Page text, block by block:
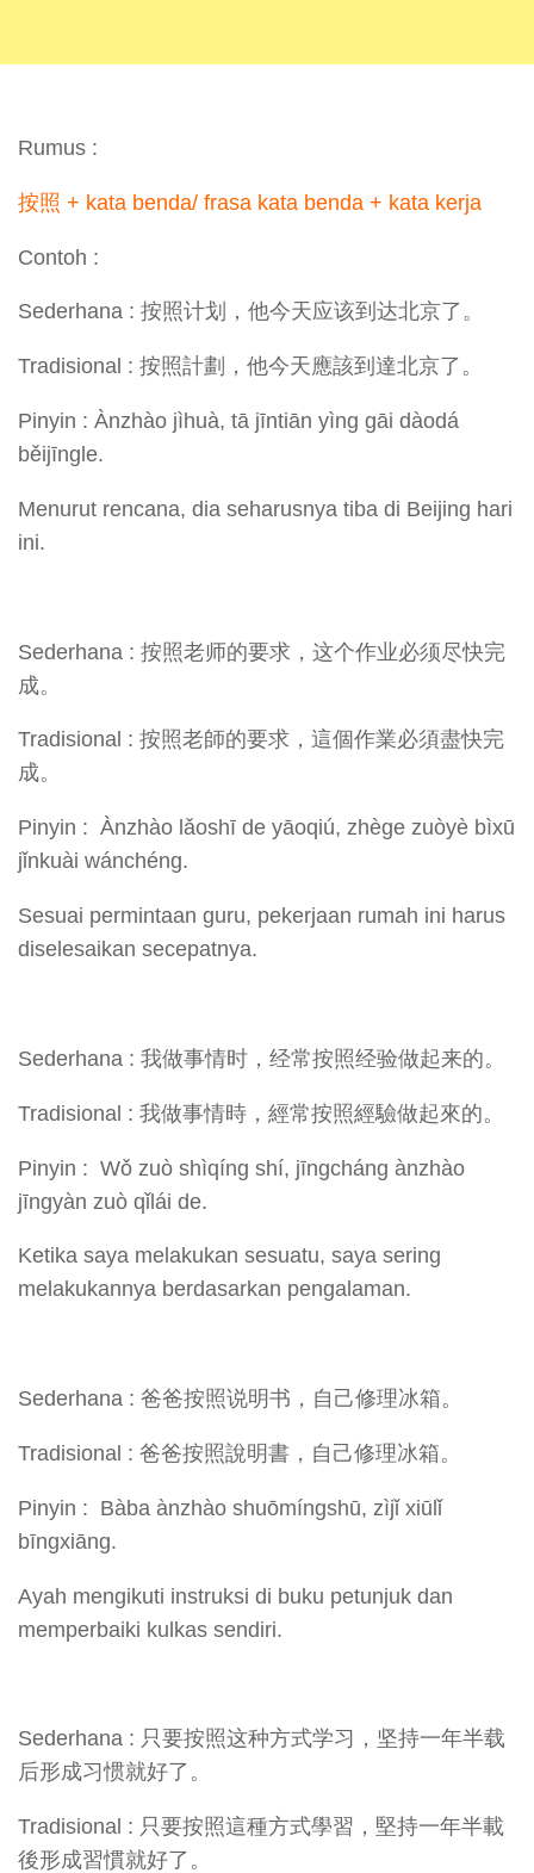
Rumus :
按照 + kata benda/ frasa kata benda + kata kerja
Contoh :
Sederhana : 按照计划，他今天应该到达北京了。
Tradisional : 按照計劃，他今天應該到達北京了。
Pinyin : Ànzhào jìhuà, tā jīntiān yìng gāi dàodá
běijīngle.
Menurut rencana, dia seharusnya tiba di Beijing hari
ini.
Sederhana : 按照老师的要求，这个作业必须尽快完
成。
Tradisional : 按照老師的要求，這個作業必須盡快完
成。
Pinyin : Ànzhào lǎoshī de yāoqiú, zhège zuòyè bìxū
jǐnkuài wánchéng.
Sesuai permintaan guru, pekerjaan rumah ini harus
diselesaikan secepatnya.
Sederhana : 我做事情时，经常按照经验做起来的。
Tradisional : 我做事情時，經常按照經驗做起來的。
Pinyin : Wǒ zuò shìqíng shí, jīngcháng ànzhào
jīngyàn zuò qǐlái de.
Ketika saya melakukan sesuatu, saya sering
melakukannya berdasarkan pengalaman.
Sederhana : 爸爸按照说明书，自己修理冰箱。
Tradisional : 爸爸按照說明書，自己修理冰箱。
Pinyin : Bàba ànzhào shuōmíngshū, zìjǐ xiūlǐ
bīngxiāng.
Ayah mengikuti instruksi di buku petunjuk dan
memperbaiki kulkas sendiri.
Sederhana : 只要按照这种方式学习，坚持一年半载
后形成习惯就好了。
Tradisional : 只要按照這種方式學習，堅持一年半載
後形成習慣就好了。